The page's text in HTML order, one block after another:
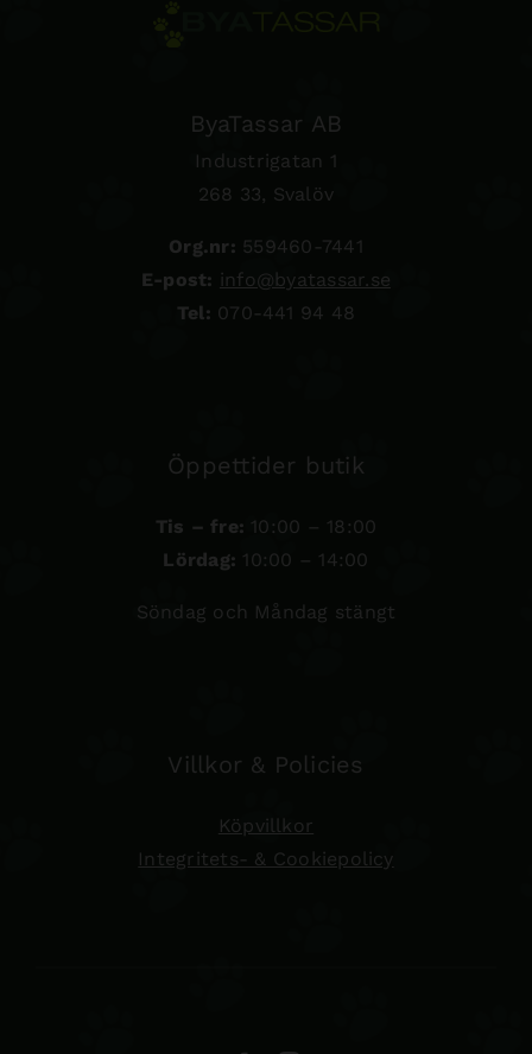
ByaTassar AB
Industrigatan 1
268 33, Svalöv
Org.nr: 559460-7441
E-post: info@byatassar.se
Tel: 070-441 94 48
Öppettider butik
Tis – fre: 10:00 – 18:00
Lördag: 10:00 – 14:00
Söndag och Måndag stängt
Villkor & Policies
Köpvillkor
Integritets- & Cookiepolicy